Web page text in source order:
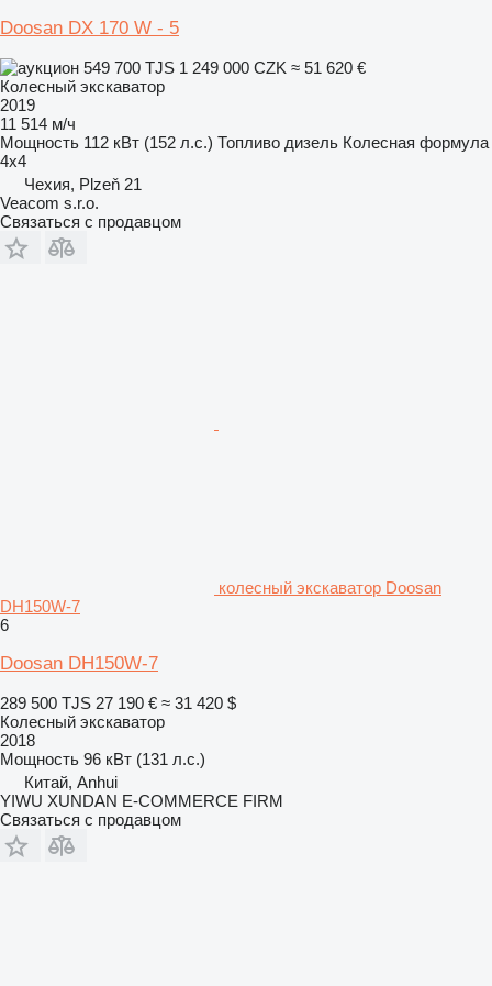
Doosan DX 170 W - 5
549 700 TJS 1 249 000 CZK ≈ 51 620 €
Колесный экскаватор
2019
11 514 м/ч
Мощность 112 кВт (152 л.с.) Топливо дизель Колесная формула
4x4
Чехия, Plzeň 21
Veacom s.r.o.
Связаться с продавцом
колесный экскаватор Doosan
DH150W-7
6
Doosan DH150W-7
289 500 TJS 27 190 € ≈ 31 420 $
Колесный экскаватор
2018
Мощность 96 кВт (131 л.с.)
Китай, Anhui
YIWU XUNDAN E-COMMERCE FIRM
Связаться с продавцом